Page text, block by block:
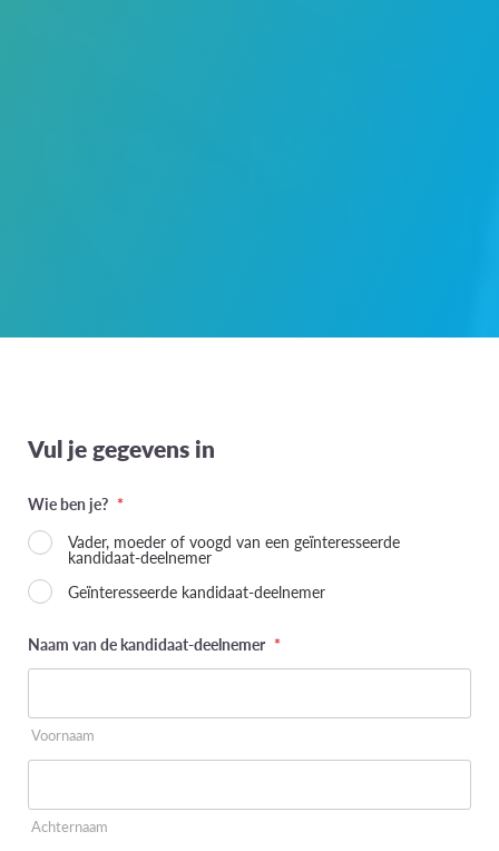
Vul je gegevens in
Wie ben je? *
Vader, moeder of voogd van een geïnteresseerde
kandidaat-deelnemer
Geïnteresseerde kandidaat-deelnemer
Naam van de kandidaat-deelnemer *
Voornaam
Achternaam